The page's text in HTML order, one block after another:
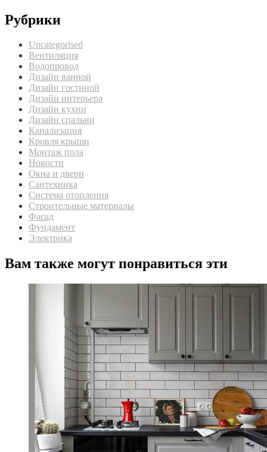
Рубрики
Uncategorised
Вентиляция
Водопровод
Дизайн ванной
Дизайн гостиной
Дизайн интерьера
Дизайн кухни
Дизайн спальни
Канализация
Кровля крыши
Монтаж пола
Новости
Окна и двери
Сантехника
Система отопления
Строительные материалы
Фасад
Фундамент
Электрика
Вам также могут понравиться эти